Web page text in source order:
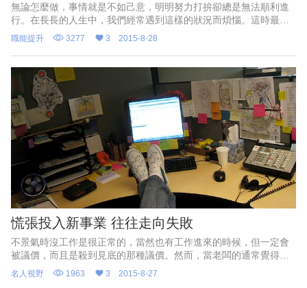
無論怎麼做，事情就是不如己意，明明努力打拚卻總是無法順利進
行。在長長的人生中，我們經常遇到這樣的狀況而煩惱。這時最重
要的就是不能失志，腳踏實地持續努力。
職能提升 3277 3 2015-8-28
慌張投入新事業 往往走向失敗
不景氣時沒工作是很正常的，當然也有工作進來的時候，但一定會
被議價，而且是殺到見底的那種議價。然而，當老闆的通常覺得沒
賺頭也比讓員工無所事事的好，但問題是，接下工作的結果大都會
導致失敗。
名人視野 1963 3 2015-8-27